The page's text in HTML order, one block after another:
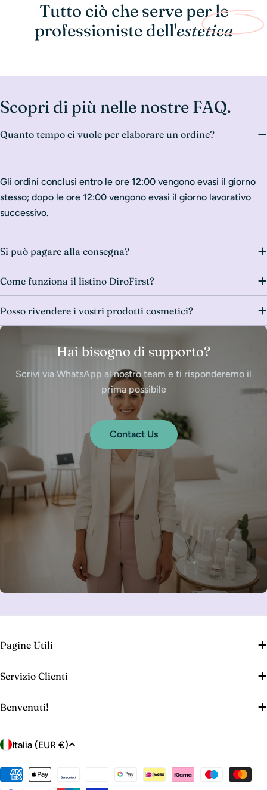
Tutto ciò che serve per le
professioniste dell'estetica
Hai bisogno di supporto?
Scrivi via WhatsApp al nostro team e ti risponderemo il
prima possibile
Contact Us
Scopri di più nelle nostre FAQ.
Quanto tempo ci vuole per elaborare un ordine?
Gli ordini conclusi entro le ore 12:00 vengono evasi il giorno
stesso; dopo le ore 12:00 vengono evasi il giorno lavorativo
successivo.
Si può pagare alla consegna?
Come funziona il listino DiroFirst?
Posso rivendere i vostri prodotti cosmetici?
Pagine Utili
Servizio Clienti
Benvenuti!
P
Italia (EUR €)
Metodi